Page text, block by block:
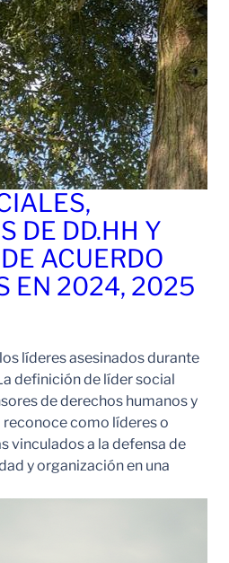
DE DD.HH Y
ACUERDO
EN 2024, 2025
líderes asesinados durante
definición de líder social
de derechos humanos y
como líderes o
vinculados a la defensa de
y organización en una